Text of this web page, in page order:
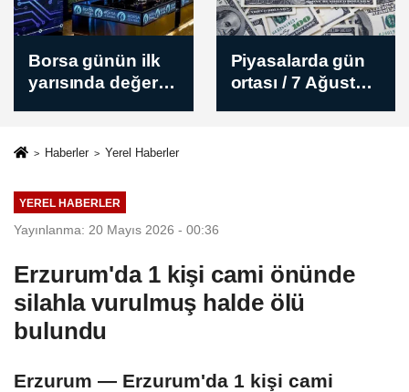
Piyasalarda gün
ortası / 7 Ağustos
İran destekli
Husiler, Yemen'in
Haberler Yerel Haberler
YEREL HABERLER
Yayınlanma: 20 Mayıs 2026 - 00:36
Erzurum'da 1 kişi cami önünde
silahla vurulmuş halde ölü
bulundu
Erzurum — Erzurum'da 1 kişi cami